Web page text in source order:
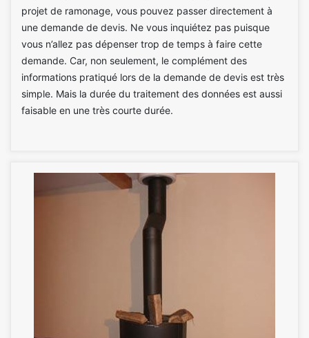
projet de ramonage, vous pouvez passer directement à
une demande de devis. Ne vous inquiétez pas puisque
vous n’allez pas dépenser trop de temps à faire cette
demande. Car, non seulement, le complément des
informations pratiqué lors de la demande de devis est très
simple. Mais la durée du traitement des données est aussi
faisable en une très courte durée.